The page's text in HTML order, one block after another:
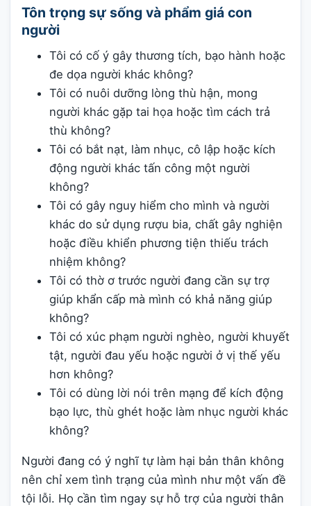
Tôn trọng sự sống và phẩm giá con
người
Tôi có cố ý gây thương tích, bạo hành hoặc
đe dọa người khác không?
Tôi có nuôi dưỡng lòng thù hận, mong
người khác gặp tai họa hoặc tìm cách trả
thù không?
Tôi có bắt nạt, làm nhục, cô lập hoặc kích
động người khác tấn công một người
không?
Tôi có gây nguy hiểm cho mình và người
khác do sử dụng rượu bia, chất gây nghiện
hoặc điều khiển phương tiện thiếu trách
nhiệm không?
Tôi có thờ ơ trước người đang cần sự trợ
giúp khẩn cấp mà mình có khả năng giúp
không?
Tôi có xúc phạm người nghèo, người khuyết
tật, người đau yếu hoặc người ở vị thế yếu
hơn không?
Tôi có dùng lời nói trên mạng để kích động
bạo lực, thù ghét hoặc làm nhục người khác
không?
Người đang có ý nghĩ tự làm hại bản thân không
nên chỉ xem tình trạng của mình như một vấn đề
tội lỗi. Họ cần tìm ngay sự hỗ trợ của người thân